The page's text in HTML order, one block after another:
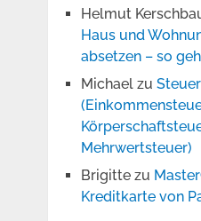
Helmut
Haus und
absetzen – so
Michaelzu
Mehrwertsteuer)
Brigittezu
Kreditkarte von